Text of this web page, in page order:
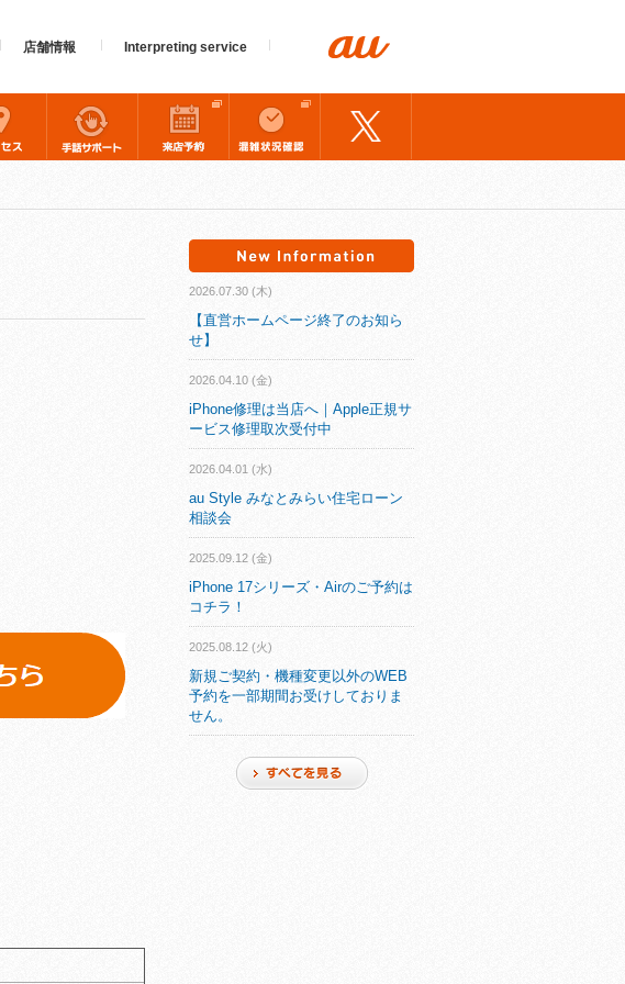
店舗情報 Interpreting service
2026.07.30 (木)
【直営ホームページ終了のお知ら
せ】
2026.04.10 (金)
iPhone修理は当店へ｜Apple正規サ
ービス修理取次受付中
2026.04.01 (水)
au Style みなとみらい住宅ローン
相談会
2025.09.12 (金)
iPhone 17シリーズ・Airのご予約は
コチラ！
2025.08.12 (火)
新規ご契約・機種変更以外のWEB
予約を一部期間お受けしておりま
せん。